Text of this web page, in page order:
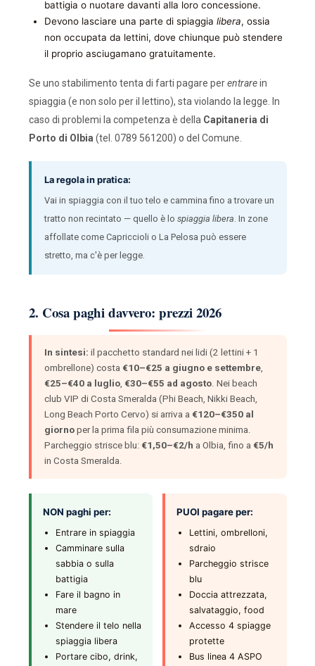
battigia o nuotare davanti alla loro concessione.
Devono lasciare una parte di spiaggia libera, ossia
non occupata da lettini, dove chiunque può stendere
il proprio asciugamano gratuitamente.
Se uno stabilimento tenta di farti pagare perentrarein
spiaggia (e non solo per il lettino), sta violando la legge. In
caso di problemi la competenza è della Capitaneria di
Porto di Olbia (tel. 0789 561200) o del Comune.
La regola in pratica:
Vai in spiaggia con il tuo telo e cammina fino a trovare un
tratto non recintato — quello è lo spiaggia libera . In zone
affollate come Capriccioli o La Pelosa può essere
stretto, ma c'è per legge.
2. Cosa paghi davvero: prezzi 2026
In sintesi: il pacchetto standard nei lidi (2 lettini + 1
ombrellone) costa €10–€25 a giugno e settembre,
€25–€40 a luglio, €30–€55 ad agosto. Nei beach
club VIP di Costa Smeralda (Phi Beach, Nikki Beach,
Long Beach Porto Cervo) si arriva a €120–€350 al
giornoper la prima fila più consumazione minima.
Parcheggio strisce blu: €1,50–€2/h a Olbia, fino a €5/h
in Costa Smeralda.
NON paghi per:
Entrare in spiaggia
Camminare sulla
sabbia o sulla
battigia
Fare il bagno in
mare
Stendere il telo nella
spiaggia libera
Portare cibo, drink,
PUOI pagare per:
Lettini, ombrelloni,
sdraio
Parcheggio strisce
blu
Doccia attrezzata,
salvataggio, food
Accesso 4 spiagge
protette
Bus linea 4 ASPO